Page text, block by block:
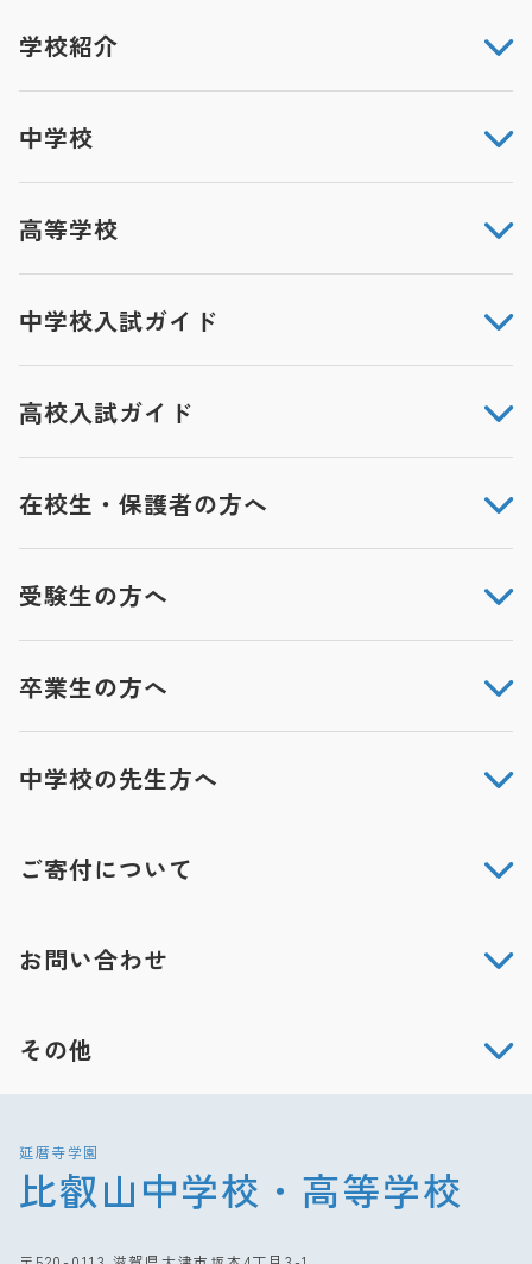
学校紹介
中学校
高等学校
中学校入試ガイド
高校入試ガイド
在校生・保護者の方へ
受験生の方へ
卒業生の方へ
中学校の先生方へ
ご寄付について
お問い合わせ
その他
延暦寺学園
比叡山中学校・高等学校